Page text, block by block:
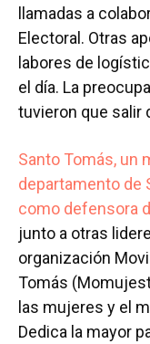
llamadas a
Electoral. Otras
labores de
el día. La
tuvieron que salir
Santo Tomás, un
departamento de
como defensora
junto a otras
organización
Tomás
las mujeres y el
Dedica la mayor